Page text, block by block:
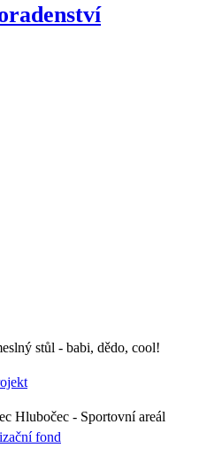
stůl - babi, dědo, cool!
Hlubočec - Sportovní areál